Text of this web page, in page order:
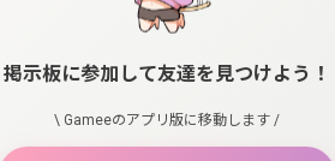
掲示板に参加して友達を見つけよう！
\ Gameeのアプリ版に移動します /